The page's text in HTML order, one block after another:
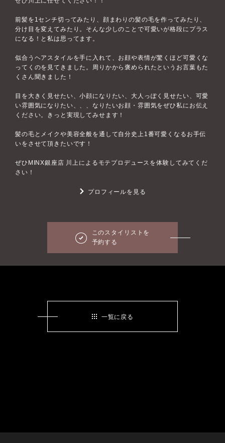
前髪を1センチ切ってみたり、顔まわりの髪の毛を作ってみたり、
分け目を変えてみたり。そんな少しのことで可愛いが格段にプラス
になる！と私は思ってます。
似合うヘアスタイルを手に入れて、お顔や表情が驚くほど可愛くな
ってくのを見てきました。周りかから褒められたというお言葉もた
くさん聞きました！
目を大きく見せたい、小顔になりたい、大人っぽく見せたい、可愛
い雰囲気になりたい、、、なりたいお顔・雰囲気をぜひ私にお伝え
ください。きっと実現してみせます！
髪の毛とメイクや美容全般を通して自分史上1番可愛くなるお手伝
いをさせて頂きたいです！
ぜひMINX銀座店 川上によるモテプロデュースを体験してみてくだ
さい！
プロフィールを見る
このスタイリストを
予約する
一覧に戻る